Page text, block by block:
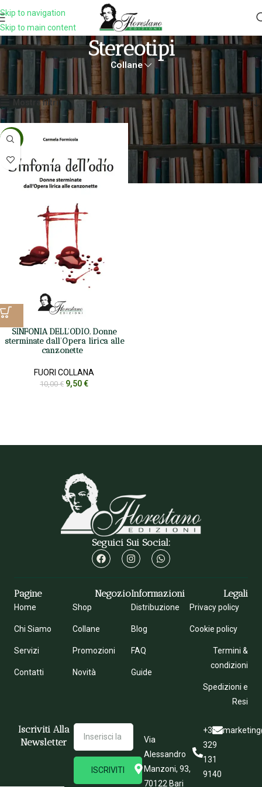
Skip to navigation
Skip to main content
Stereotipi
Collane
Prodotti taggati “stereotipi” Visualizzazione del risultato
Mostra filtri
-5%
SINFONIA DELL’ODIO. Donne
sterminate dall’Opera lirica alle
canzonette
FUORI COLLANA
10,00€ 9,50€
Seguici Sui Social:
Pagine
Home
Chi Siamo
Servizi
Contatti
Negozio
Shop
Collane
Promozioni
Novità
Informazioni
Distribuzione
Blog
FAQ
Guide
Legali
Privacy policy
Cookie policy
Termini &
condizioni
Spedizioni e
Resi
Iscriviti Alla
Newsletter
ISCRIVITI
Via
Alessandro
Manzoni, 93,
70122 Bari
+39
329
131
9140